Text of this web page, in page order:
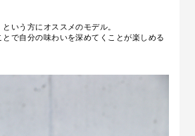
いう方にオススメのモデル。
で自分の味わいを深めてくことが楽しめる